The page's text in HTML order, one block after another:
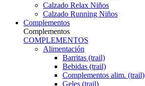
Calzado Relax Niños
Calzado Running Niños
Complementos
Complementos
COMPLEMENTOS
Alimentación
Barritas (trail)
Bebidas (trail)
Complementos alim. (trail)
Geles (trail)